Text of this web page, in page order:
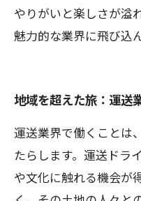
やりがいと楽しさが溢
魅力的な業界に飛び込
地域を超えた旅：運送
運送業界で働くことは
たらします。運送ドラ
や文化に触れる機会が